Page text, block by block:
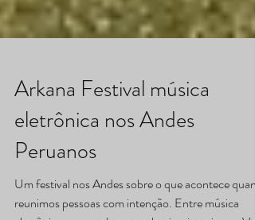
Arkana Festival música
eletrônica nos Andes
Peruanos